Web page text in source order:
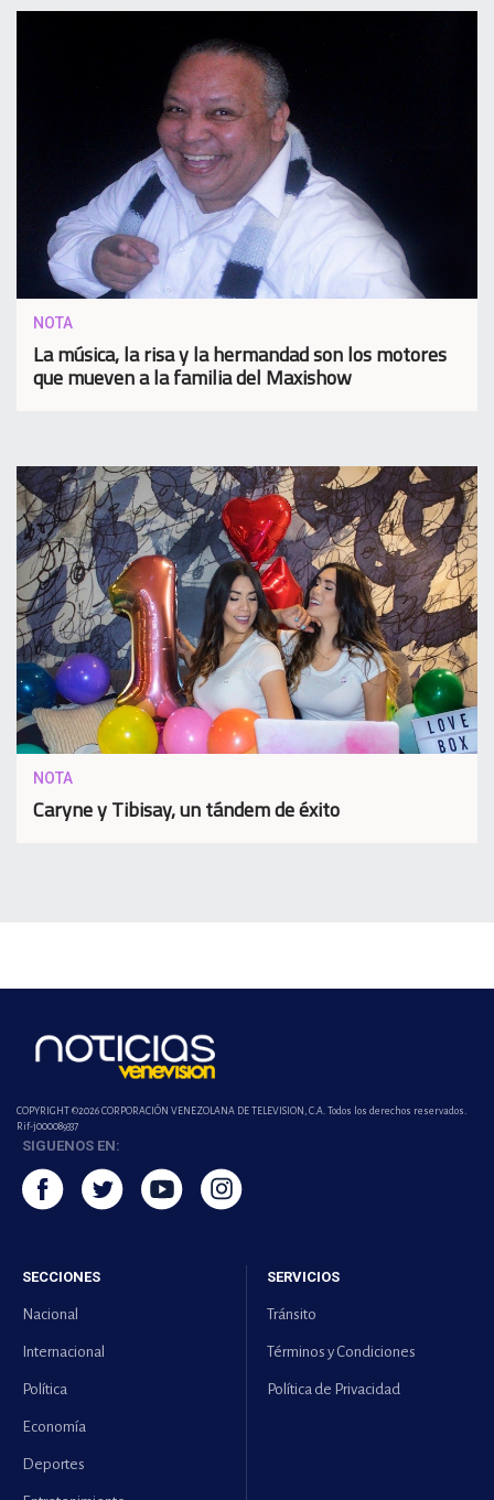
NOTA
La música, la risa y la hermandad son los motores
que mueven a la familia del Maxishow
NOTA
Caryne y Tibisay, un tándem de éxito
COPYRIGHT ©2026 CORPORACIÓN VENEZOLANA DE TELEVISION, C.A. Todos los derechos reservados.
Rif-j000089337
SIGUENOS EN:
SECCIONES
Nacional
Internacional
Política
Economía
Deportes
SERVICIOS
Tránsito
Términos y Condiciones
Política de Privacidad